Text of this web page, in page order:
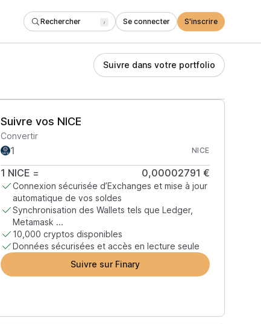
Rechercher / Se connecter S'inscrire
Suivre dans votre portfolio
Suivre vos NICE
Convertir
NICE
1 NICE = 0,00002791 €
Connexion sécurisée d’Exchanges et mise à jour
automatique de vos soldes
Synchronisation des Wallets tels que Ledger,
Metamask ...
10,000 cryptos disponibles
Données sécurisées et accès en lecture seule
Suivre sur Finary